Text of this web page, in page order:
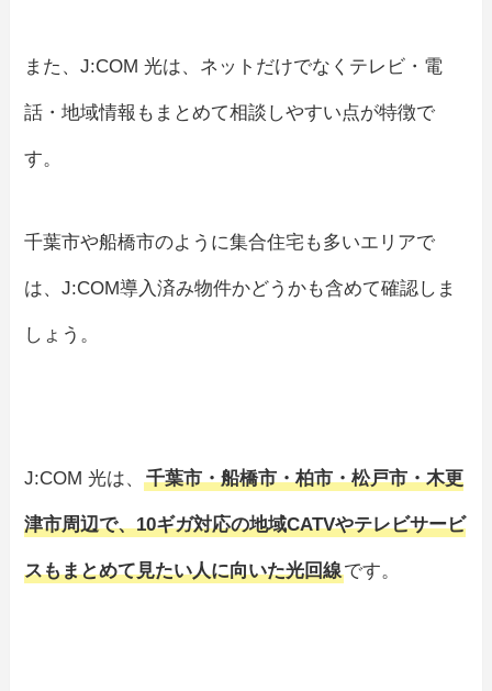
また、J:COM 光は、ネットだけでなくテレビ・電
話・地域情報もまとめて相談しやすい点が特徴で
す。
千葉市や船橋市のように集合住宅も多いエリアで
は、J:COM導入済み物件かどうかも含めて確認しま
しょう。
J:COM 光は、千葉市・船橋市・柏市・松戸市・木更
津市周辺で、10ギガ対応の地域CATVやテレビサービ
スもまとめて見たい人に向いた光回線です。